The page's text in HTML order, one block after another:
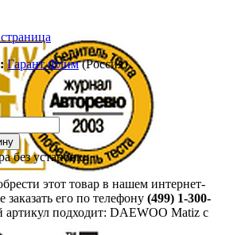
Гарант Флим(Россия)
без установки
этот товар в нашем интернет-
заказать его по телефону (499) 1-300-
подходит: DAEWOO Matiz c